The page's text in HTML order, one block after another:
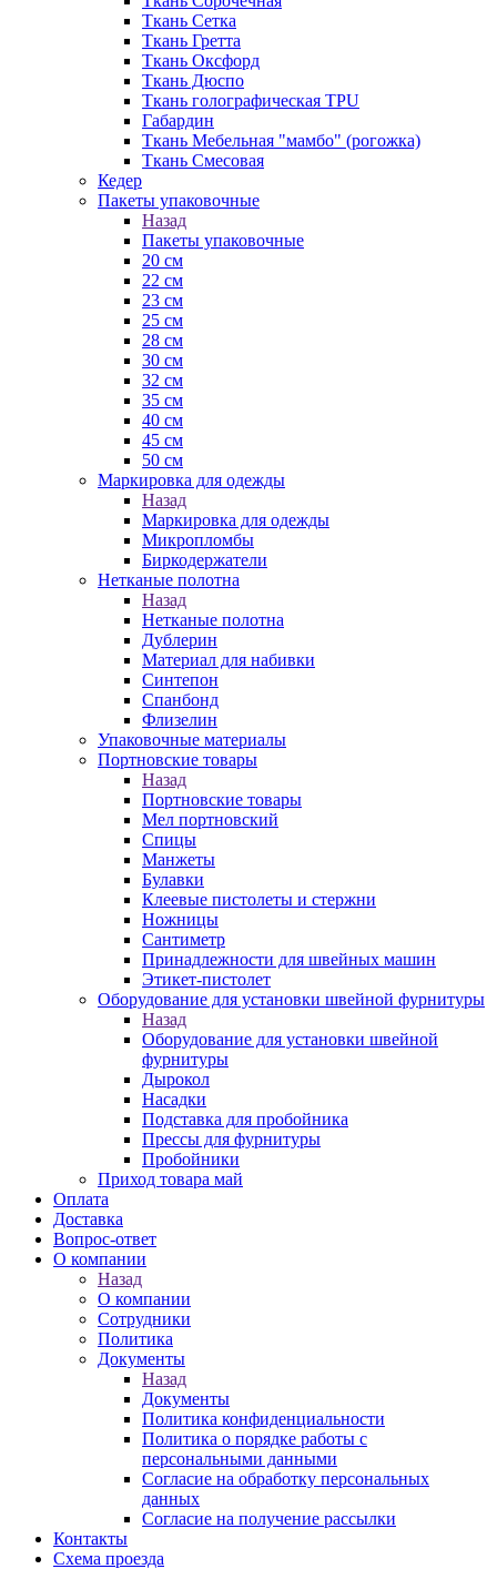
Ткань Сетка
Ткань Гретта
Ткань Оксфорд
Ткань Дюспо
Ткань голографическая TPU
Габардин
Ткань Мебельная "мамбо" (рогожка)
Ткань Смесовая
Кедер
Пакеты упаковочные
Назад
Пакеты упаковочные
20 см
22 см
23 см
25 см
28 см
30 см
32 см
35 см
40 см
45 см
50 см
Маркировка для одежды
Назад
Маркировка для одежды
Микропломбы
Биркодержатели
Нетканые полотна
Назад
Нетканые полотна
Дублерин
Материал для набивки
Синтепон
Спанбонд
Флизелин
Упаковочные материалы
Портновские товары
Назад
Портновские товары
Мел портновский
Спицы
Манжеты
Булавки
Клеевые пистолеты и стержни
Ножницы
Сантиметр
Принадлежности для швейных машин
Этикет-пистолет
Оборудование для установки швейной фурнитуры
Назад
Оборудование для установки швейной
фурнитуры
Дырокол
Насадки
Подставка для пробойника
Прессы для фурнитуры
Пробойники
Приход товара май
Оплата
Доставка
Вопрос-ответ
О компании
Назад
О компании
Сотрудники
Политика
Документы
Назад
Документы
Политика конфиденциальности
Политика о порядке работы с
персональными данными
Согласие на обработку персональных
данных
Согласие на получение рассылки
Контакты
Схема проезда